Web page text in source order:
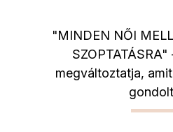
"MINDEN NŐI
megváltoztatja,